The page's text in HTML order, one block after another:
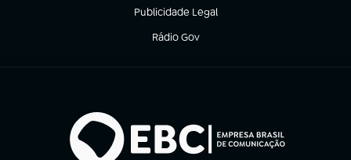
Publicidade Legal
(abre em nova aba)
Rádio Gov
(abre em nova aba)